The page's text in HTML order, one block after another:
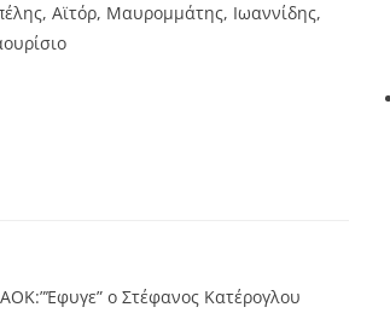
Αϊτόρ, Μαυρομμάτης, Ιωαννίδης,
ο Στέφανος Κατέρογλου